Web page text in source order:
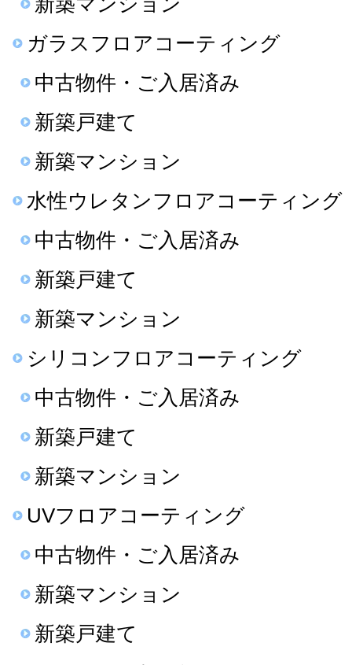
ガラスフロアコーティング
中古物件・ご入居済み
新築戸建て
新築マンション
水性ウレタンフロアコーティング
中古物件・ご入居済み
新築戸建て
新築マンション
シリコンフロアコーティング
中古物件・ご入居済み
新築戸建て
新築マンション
UVフロアコーティング
中古物件・ご入居済み
新築マンション
新築戸建て